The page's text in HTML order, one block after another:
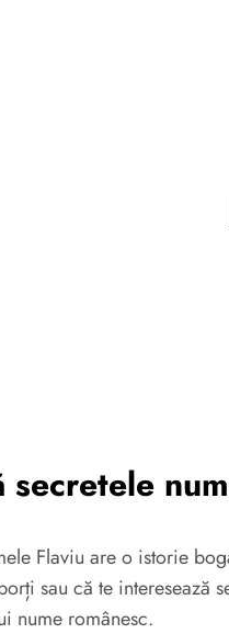
secretele
Flaviu are o istorie
sau că te interesează
nume românesc.